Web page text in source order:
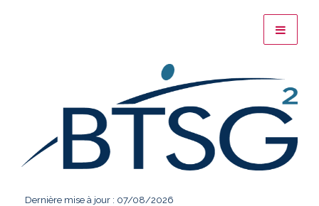
Dernière mise à jour : 07/08/2026